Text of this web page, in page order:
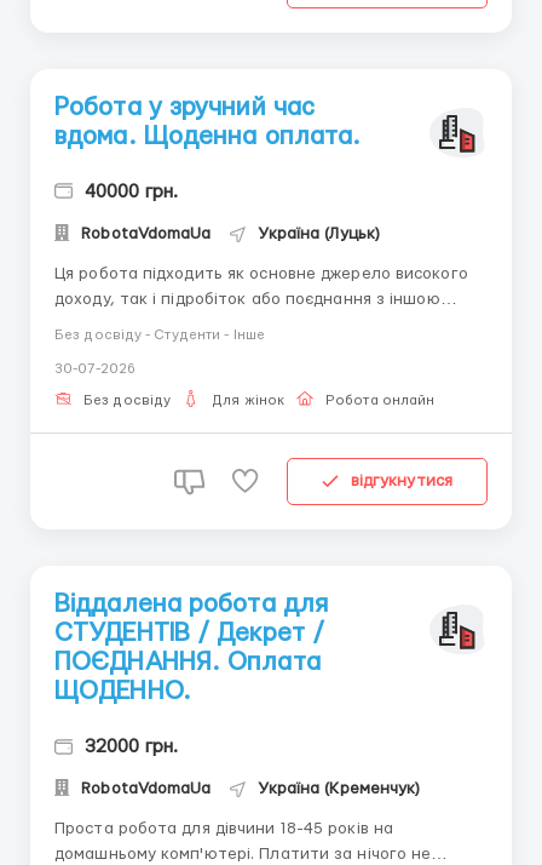
Робота у зручний час
вдома. Щоденна оплата.
40000 грн.
RobotaVdomaUa Україна (Луцьк)
Ця робота підходить як основне джерело високого
доходу, так і підробіток або поєднання з іншою
листів, періодичний вихід онлайн (без роздягання),
комунікабельність, зосередженість. Дівчина від 18-45
Без досвіду - Студенти - Інше
30-07-2026
Без досвіду Для жінок Робота онлайн
відгукнутися
Віддалена робота для
СТУДЕНТІВ / Декрет /
ПОЄДНАННЯ. Оплата
ЩОДЕННО.
32000 грн.
RobotaVdomaUa Україна (Кременчук)
Проста робота для дівчини 18-45 років на
домашньому комп'ютері. Платити за нічого не